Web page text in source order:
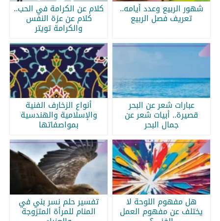
شهور الربيع وعدد أيامه..
تعريف فصل الربيع
كلام عن الكرامة في الحب..
كلام عن عزة النفس
والكرامة تويتر
عبارات شعر عن البحر
قصيرة.. أبيات شعر عن
جمال البحر
أنواع الزخارف الفنية
والإسلامية والهندسية
بمواصفاتها
هل مفهوم اللوحة لا
يختلف عن مفهوم العمل
تفسير حلم نسر بني في
المنام للمرأة المتزوجة